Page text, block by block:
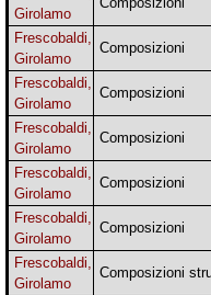
Girolamo
Frescobaldi,
Girolamo
Composizioni
Frescobaldi,
Girolamo
Composizioni
Frescobaldi,
Girolamo
Composizioni
Frescobaldi,
Girolamo
Composizioni
Frescobaldi,
Girolamo
Composizioni
Frescobaldi,
Girolamo
Composizioni